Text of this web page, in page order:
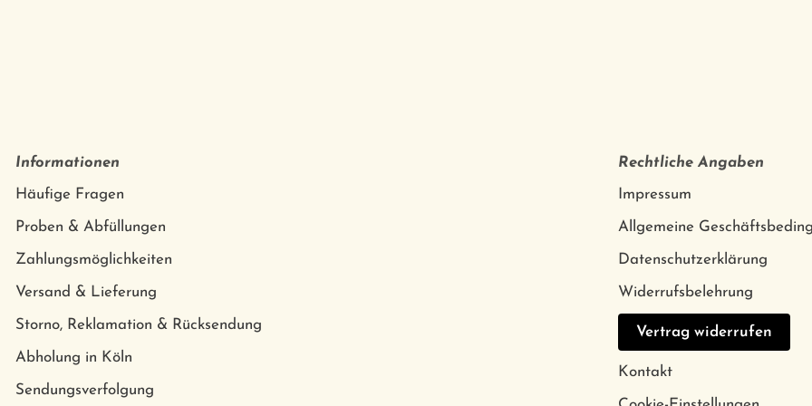
Informationen
Häufige Fragen
Proben & Abfüllungen
Zahlungsmöglichkeiten
Versand & Lieferung
Storno, Reklamation & Rücksendung
Abholung in Köln
Sendungsverfolgung
Rechtliche Angaben
Impressum
Allgemeine
Datenschutzerklärung
Widerrufsbelehrung
Vertrag widerrufen
Kontakt